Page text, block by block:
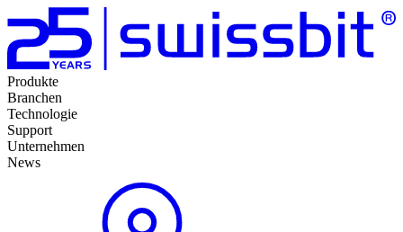
Produkte
Branchen
Technologie
Support
Unternehmen
News